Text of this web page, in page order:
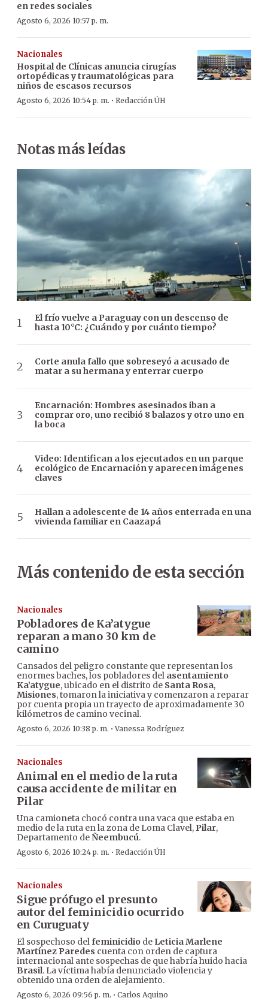
en redes sociales
Agosto 6, 2026 10:57 p. m.
Nacionales
Hospital de Clínicas anuncia cirugías
ortopédicas y traumatológicas para
niños de escasos recursos
Agosto 6, 2026 10:54 p. m. · Redacción ÚH
Notas más leídas
El frío vuelve a Paraguay con un descenso de
hasta 10°C: ¿Cuándo y por cuánto tiempo?
Corte anula fallo que sobreseyó a acusado de
matar a su hermana y enterrar cuerpo
Encarnación: Hombres asesinados iban a
comprar oro, uno recibió 8 balazos y otro uno en
la boca
Video: Identifican a los ejecutados en un parque
ecológico de Encarnación y aparecen imágenes
claves
Hallan a adolescente de 14 años enterrada en una
vivienda familiar en Caazapá
Más contenido de esta sección
Nacionales
Pobladores de Ka’atygue
reparan a mano 30 km de
camino
Cansados del peligro constante que representan los
enormes baches, los pobladores del asentamiento
Ka’atygue, ubicado en el distrito de Santa Rosa,
Misiones, tomaron la iniciativa y comenzaron a reparar
por cuenta propia un trayecto de aproximadamente 30
kilómetros de camino vecinal.
Agosto 6, 2026 10:38 p. m. ·Vanessa Rodríguez
Nacionales
Animal en el medio de la ruta
causa accidente de militar en
Pilar
Una camioneta chocó contra una vaca que estaba en
medio de la ruta en la zona de Loma Clavel, Pilar,
Departamento deÑeembucú.
Agosto 6, 2026 10:24 p. m. · Redacción ÚH
Nacionales
Sigue prófugo el presunto
autor del feminicidio ocurrido
en Curuguaty
El sospechoso delfeminicidio de Leticia Marlene
Martínez Paredes cuenta con orden de captura
internacional ante sospechas de que habría huido hacia
Brasil. La víctima había denunciado violencia y
obtenido una orden de alejamiento.
Agosto 6, 2026 09:56 p. m. · Carlos Aquino